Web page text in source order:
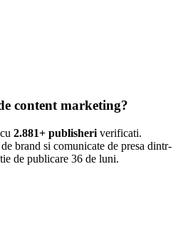
content marketing?
2.881+ publisheri verificati.
brand si comunicate de presa dintr-
de publicare 36 de luni.